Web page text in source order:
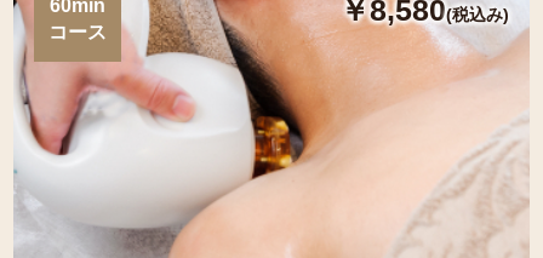
60min
コース
￥8,580(税込み)